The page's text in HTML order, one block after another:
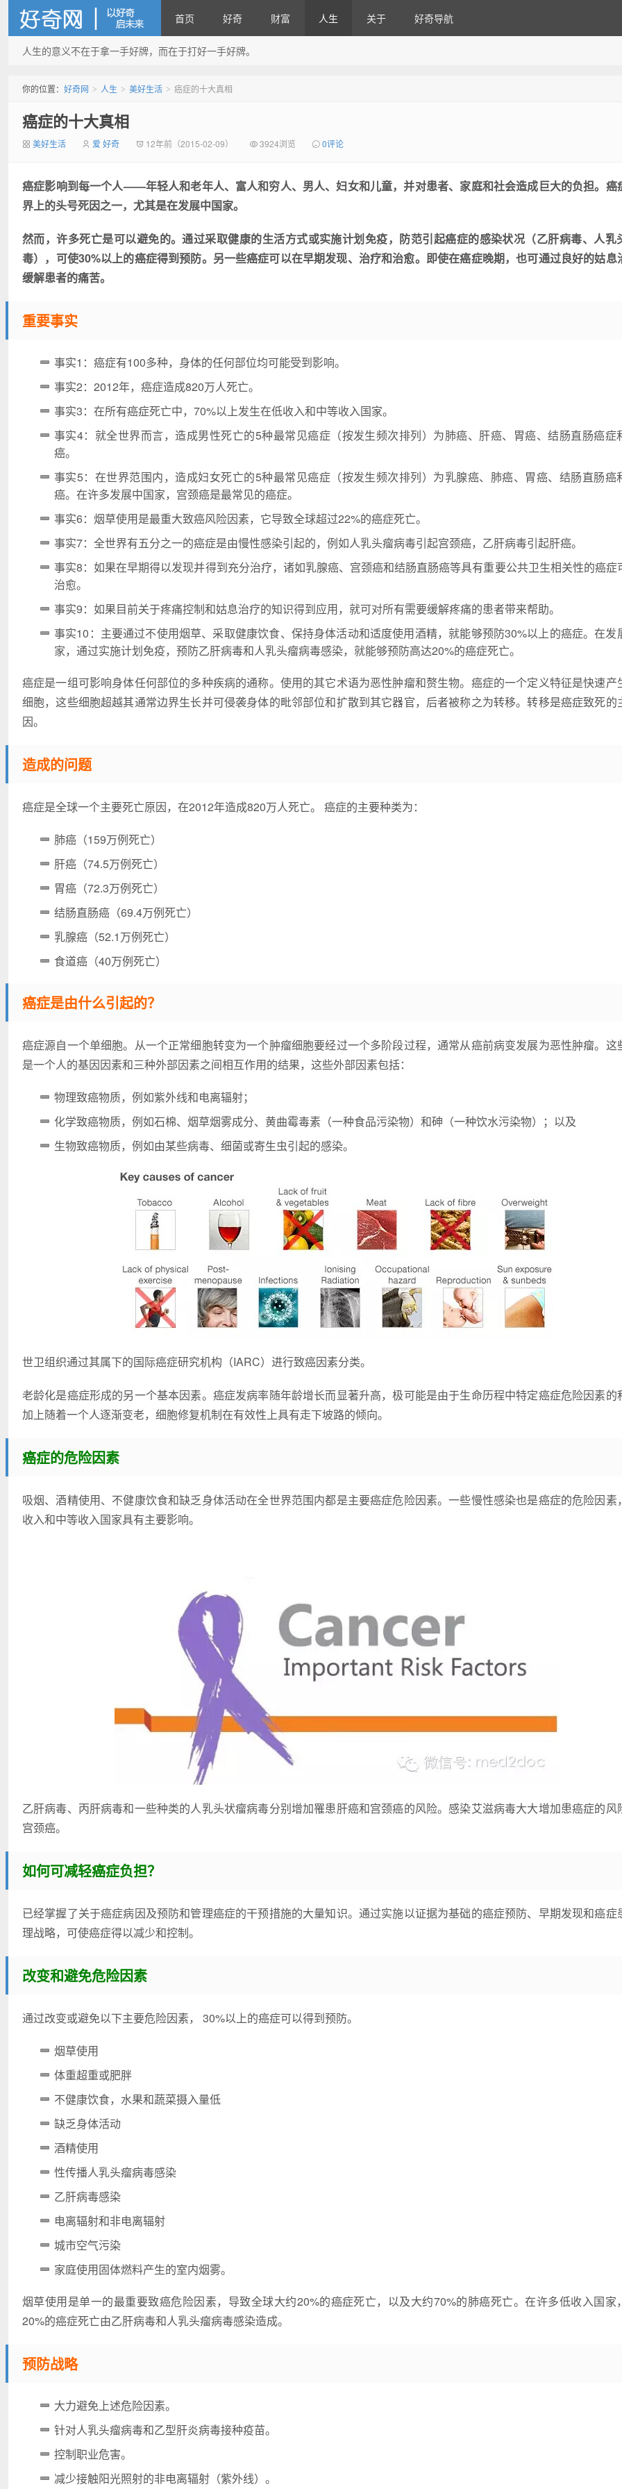
首页 好奇 财富 人生 关于 好奇导航
人生的意义不在于拿一手好牌，而在于打好一手好牌。
你的位置： 好奇网 > 人生 > 美好生活 > 癌症的十大真相
癌症的十大真相
美好生活 爱 好奇 12年前（2015-02-09） 3924浏览 0评论
癌症影响到每一个人——年轻人和老年人、富人和穷人、男人、妇女和儿童，并对患者、家庭和社会造成巨大的负担。癌
界上的头号死因之一，尤其是在发展中国家。
然而，许多死亡是可以避免的。通过采取健康的生活方式或实施计划免疫，防范引起癌症的感染状况（乙肝病毒、人乳
毒），可使30%以上的癌症得到预防。另一些癌症可以在早期发现、治疗和治愈。即使在癌症晚期，也可通过良好的姑息
缓解患者的痛苦。
重要事实
事实1：癌症有100多种，身体的任何部位均可能受到影响。
事实2：2012年，癌症造成820万人死亡。
事实3：在所有癌症死亡中，70%以上发生在低收入和中等收入国家。
事实4：就全世界而言，造成男性死亡的5种最常见癌症（按发生频次排列）为肺癌、肝癌、胃癌、结肠直肠癌症
癌。
事实5：在世界范围内，造成妇女死亡的5种最常见癌症（按发生频次排列）为乳腺癌、肺癌、胃癌、结肠直肠癌
癌。在许多发展中国家，宫颈癌是最常见的癌症。
事实6：烟草使用是最重大致癌风险因素，它导致全球超过22%的癌症死亡。
事实7：全世界有五分之一的癌症是由慢性感染引起的，例如人乳头瘤病毒引起宫颈癌，乙肝病毒引起肝癌。
事实8：如果在早期得以发现并得到充分治疗，诸如乳腺癌、宫颈癌和结肠直肠癌等具有重要公共卫生相关性的癌症
治愈。
事实9：如果目前关于疼痛控制和姑息治疗的知识得到应用，就可对所有需要缓解疼痛的患者带来帮助。
事实10：主要通过不使用烟草、采取健康饮食、保持身体活动和适度使用酒精，就能够预防30%以上的癌症。在发
家，通过实施计划免疫，预防乙肝病毒和人乳头瘤病毒感染，就能够预防高达20%的癌症死亡。
癌症是一组可影响身体任何部位的多种疾病的通称。使用的其它术语为恶性肿瘤和赘生物。癌症的一个定义特征是快速产
细胞，这些细胞超越其通常边界生长并可侵袭身体的毗邻部位和扩散到其它器官，后者被称之为转移。转移是癌症致死的
因。
造成的问题
癌症是全球一个主要死亡原因，在2012年造成820万人死亡。 癌症的主要种类为：
肺癌（159万例死亡）
肝癌（74.5万例死亡）
胃癌（72.3万例死亡）
结肠直肠癌（69.4万例死亡）
乳腺癌（52.1万例死亡）
食道癌（40万例死亡）
癌症是由什么引起的？
癌症源自一个单细胞。从一个正常细胞转变为一个肿瘤细胞要经过一个多阶段过程，通常从癌前病变发展为恶性肿瘤。这
是一个人的基因因素和三种外部因素之间相互作用的结果，这些外部因素包括：
物理致癌物质，例如紫外线和电离辐射；
化学致癌物质，例如石棉、烟草烟雾成分、黄曲霉毒素（一种食品污染物）和砷（一种饮水污染物）；以及
生物致癌物质，例如由某些病毒、细菌或寄生虫引起的感染。
世卫组织通过其属下的国际癌症研究机构（IARC）进行致癌因素分类。
老龄化是癌症形成的另一个基本因素。癌症发病率随年龄增长而显著升高，极可能是由于生命历程中特定癌症危险因素的
加上随着一个人逐渐变老，细胞修复机制在有效性上具有走下坡路的倾向。
癌症的危险因素
吸烟、酒精使用、不健康饮食和缺乏身体活动在全世界范围内都是主要癌症危险因素。一些慢性感染也是癌症的危险因素
收入和中等收入国家具有主要影响。
乙肝病毒、丙肝病毒和一些种类的人乳头状瘤病毒分别增加罹患肝癌和宫颈癌的风险。感染艾滋病毒大大增加患癌症的风
宫颈癌。
如何可减轻癌症负担？
已经掌握了关于癌症病因及预防和管理癌症的干预措施的大量知识。通过实施以证据为基础的癌症预防、早期发现和癌症
理战略，可使癌症得以减少和控制。
改变和避免危险因素
通过改变或避免以下主要危险因素， 30%以上的癌症可以得到预防。
烟草使用
体重超重或肥胖
不健康饮食，水果和蔬菜摄入量低
缺乏身体活动
酒精使用
性传播人乳头瘤病毒感染
乙肝病毒感染
电离辐射和非电离辐射
城市空气污染
家庭使用固体燃料产生的室内烟雾。
烟草使用是单一的最重要致癌危险因素，导致全球大约20%的癌症死亡，以及大约70%的肺癌死亡。在许多低收入国家
20%的癌症死亡由乙肝病毒和人乳头瘤病毒感染造成。
预防战略
大力避免上述危险因素。
针对人乳头瘤病毒和乙型肝炎病毒接种疫苗。
控制职业危害。
减少接触阳光照射的非电离辐射（紫外线）。